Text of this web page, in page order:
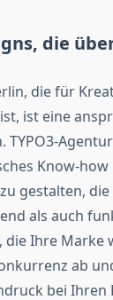
die
die für
ist eine
TYPO3-
Know-
gestalten,
als auch
die Ihre Marke
ab
bei Ihren